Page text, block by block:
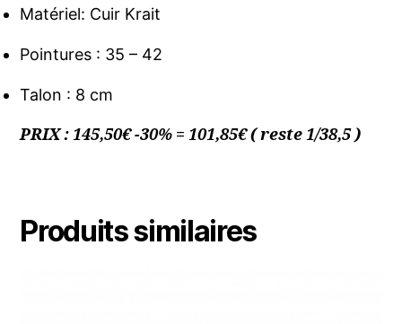
Matériel: Cuir Krait
Pointures : 35 – 42
Talon : 8 cm
PRIX : 145,50€ -30% = 101,85€ ( reste 1/38,5 )
Produits similaires